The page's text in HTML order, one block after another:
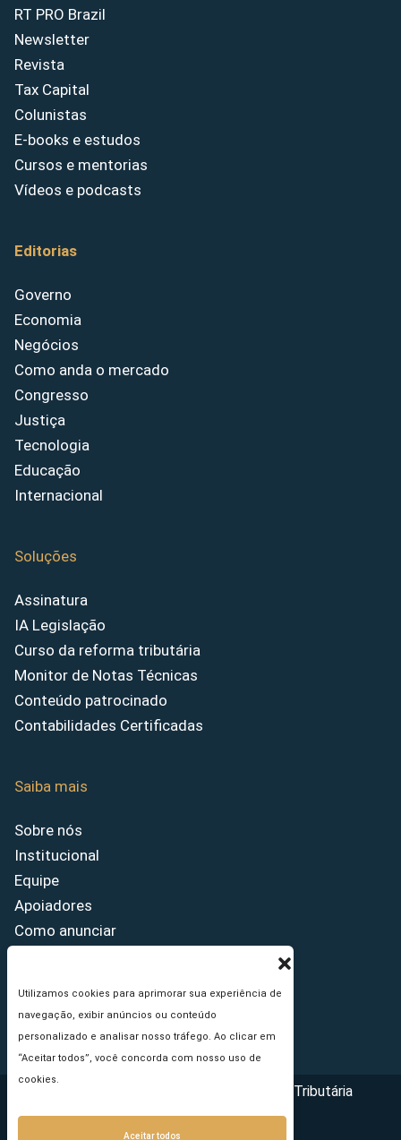
Utilizamos cookies para aprimorar sua experiência de
navegação, exibir anúncios ou conteúdo
personalizado e analisar nosso tráfego. Ao clicar em
“Aceitar todos”, você concorda com nosso uso de
cookies.
Aceitar todos
RT PRO Brazil
Newsletter
Revista
Tax Capital
Colunistas
E-books e estudos
Cursos e mentorias
Vídeos e podcasts
Editorias
Governo
Economia
Negócios
Como anda o mercado
Congresso
Justiça
Tecnologia
Educação
Internacional
Soluções
Assinatura
IA Legislação
Curso da reforma tributária
Monitor de Notas Técnicas
Conteúdo patrocinado
Contabilidades Certificadas
Saiba mais
Sobre nós
Institucional
Equipe
Apoiadores
Como anunciar
Princípios Editoriais
Copyright © 2026 - Portal da Reforma Tributária